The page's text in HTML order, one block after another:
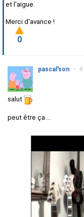
et l'aigue.
Merci d'avance !
0
pascal'son • il
salut
peut être ça ...